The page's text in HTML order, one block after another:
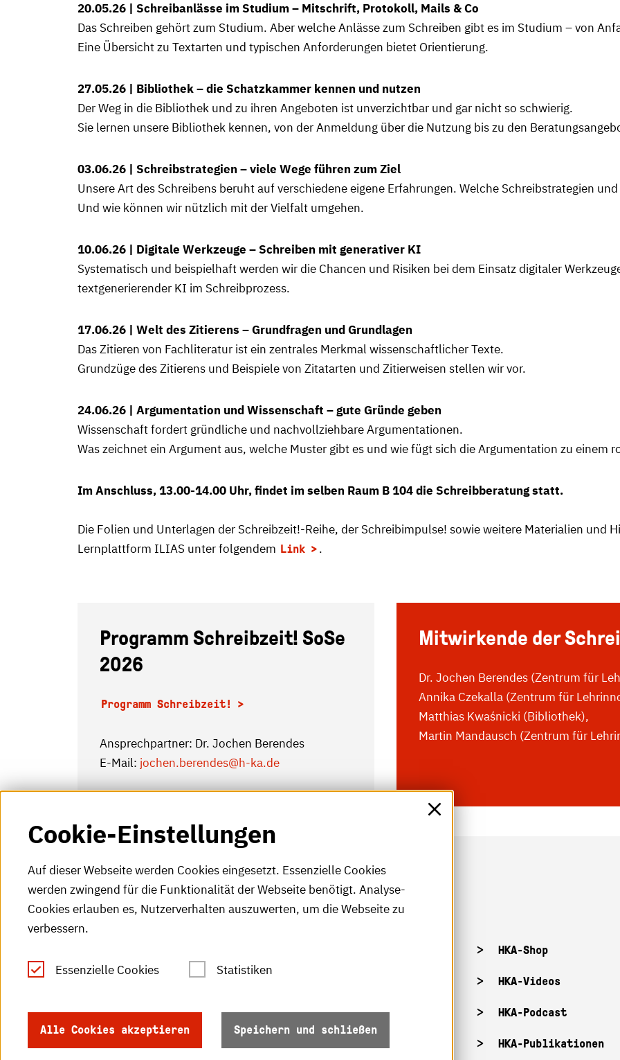
20.05.26 | Schreibanlässe im Studium – Mitschrift, Protokoll, Mails & Co
Das Schreiben gehört zum Studium. Aber welche Anlässe zum Schreiben gibt es im Studium – von
Eine Übersicht zu Textarten und typischen Anforderungen bietet Orientierung.
27.05.26 | Bibliothek – die Schatzkammer kennen und nutzen
Der Weg in die Bibliothek und zu ihren Angeboten ist unverzichtbar und gar nicht so schwierig.
Sie lernen unsere Bibliothek kennen, von der Anmeldung über die Nutzung bis zu den
03.06.26 | Schreibstrategien – viele Wege führen zum Ziel
Unsere Art des Schreibens beruht auf verschiedene eigene Erfahrungen. Welche Schreibstrategien
Und wie können wir nützlich mit der Vielfalt umgehen.
10.06.26 | Digitale Werkzeuge – Schreiben mit generativer KI
Systematisch und beispielhaft werden wir die Chancen und Risiken bei dem Einsatz digitaler
textgenerierender KI im Schreibprozess.
17.06.26 | Welt des Zitierens – Grundfragen und Grundlagen
Das Zitieren von Fachliteratur ist ein zentrales Merkmal wissenschaftlicher Texte.
Grundzüge des Zitierens und Beispiele von Zitatarten und Zitierweisen stellen wir vor.
24.06.26 | Argumentation und Wissenschaft – gute Gründe geben
Wissenschaft fordert gründliche und nachvollziehbare Argumentationen.
Was zeichnet ein Argument aus, welche Muster gibt es und wie fügt sich die Argumentation zu einem
Im Anschluss, 13.00-14.00 Uhr, findet im selben Raum B 104 die Schreibberatung statt.
Die Folien und Unterlagen der Schreibzeit!-Reihe, der Schreibimpulse! sowie weitere Materialien und
Lernplattform ILIAS unter folgendem Link .
Programm Schreibzeit! SoSe
2026
Programm Schreibzeit!
Ansprechpartner: Dr. Jochen Berendes
E-Mail: jochen.berendes@h-ka.de
Mitwirkende der
Dr. Jochen Berendes (Zentrum für
Annika Czekalla (Zentrum für
Matthias Kwaśnicki (Bibliothek),
Martin Mandausch (Zentrum für
Fax: +49 (0)721 925-2000
Postfach 2440
76012 Karlsruhe
Öffnungszeiten
HKA-Shop
HKA-Videos
HKA-Podcast
HKA-Publikationen
Cookie-Einstellungen
Auf dieser Webseite werden Cookies eingesetzt. Essenzielle Cookies
werden zwingend für die Funktionalität der Webseite benötigt. Analyse-
Cookies erlauben es, Nutzerverhalten auszuwerten, um die Webseite zu
verbessern.
Essenzielle Cookies Statistiken
Alle Cookies akzeptieren Speichern und schließen